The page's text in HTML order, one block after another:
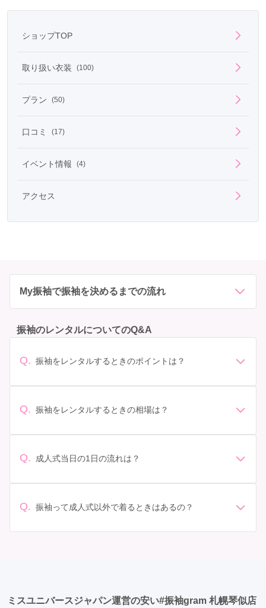
ショップTOP
取り扱い衣装 (100)
プラン (50)
口コミ (17)
イベント情報 (4)
アクセス
My振袖で振袖を決めるまでの流れ
振袖のレンタルについてのQ&A
Q. 振袖をレンタルするときのポイントは？
があります。 サイズ選び: 自分の体型に合ったサイズを
ンタル料金に含まれるもの（小物や帯、草履など）を確
っかり確認しておく必要があります。 お店選び: 評判や
しょう。
Q. 振袖をレンタルするときの相場は？
されています。 高級なものやブランド物になると、それ
Q. 成人式当日の1日の流れは？
人式: 一般的に午前中に成人式が行わる場合が多いです
Q. 振袖って成人式以外で着るときはあるの？
ミスユニバースジャパン運営の安い#振袖gram 札幌琴似店